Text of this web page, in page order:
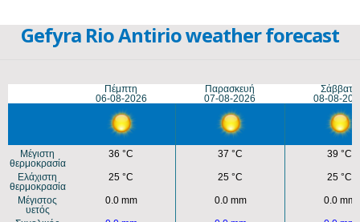
Gefyra Rio Antirio weather forecast